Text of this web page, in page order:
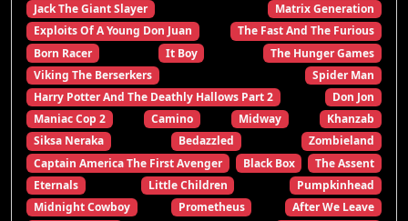
Jack The Giant Slayer
Matrix Generation
Exploits Of A Young Don Juan
The Fast And The Furious
Born Racer
It Boy
The Hunger Games
Viking The Berserkers
Spider Man
Harry Potter And The Deathly Hallows Part 2
Don Jon
Maniac Cop 2
Camino Midway
Khanzab
Siksa Neraka
Bedazzled
Zombieland
Captain America The First Avenger
Black Box
The Assent
Eternals
Little Children
Pumpkinhead
Midnight Cowboy
Prometheus
After We Leave